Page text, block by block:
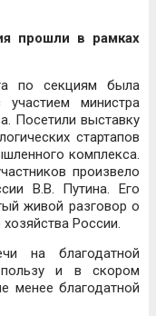
прошли в рамках
по секциям была
министра
Посетили выставку
стартапов
комплекса.
произвело
В.В. Путина. Его
живой разговор о
России.
на благодатной
и в скором
менее благодатной